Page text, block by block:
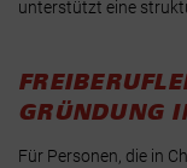
unterstützt eine
GRÜNDUNG
Für Personen, die in